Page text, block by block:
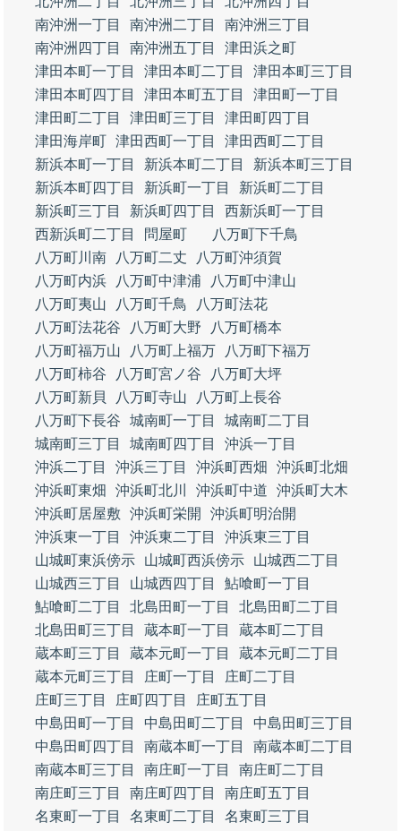
南沖洲一丁目
南沖洲二丁目
南沖洲三丁目
南沖洲四丁目
南沖洲五丁目
津田浜之町
津田本町一丁目
津田本町二丁目
津田本町三丁目
津田本町四丁目
津田本町五丁目
津田町一丁目
津田町二丁目
津田町三丁目
津田町四丁目
津田海岸町 津田西町一丁目
津田西町二丁目
新浜本町一丁目
新浜本町二丁目
新浜本町三丁目
新浜本町四丁目
新浜町一丁目
新浜町二丁目
新浜町三丁目
新浜町四丁目
西新浜町一丁目
西新浜町二丁目
問屋町
八万町下千鳥
八万町川南
八万町二丈
八万町沖須賀
八万町内浜
八万町中津浦
八万町中津山
八万町夷山
八万町千鳥
八万町法花
八万町法花谷
八万町大野
八万町橋本
八万町福万山
八万町上福万
八万町下福万
八万町柿谷
八万町宮ノ谷
八万町大坪
八万町新貝
八万町寺山
八万町上長谷
八万町下長谷
城南町一丁目
城南町二丁目
城南町三丁目
城南町四丁目
沖浜一丁目
沖浜二丁目
沖浜三丁目 沖浜町西畑
沖浜町北畑
沖浜町東畑
沖浜町北川 沖浜町中道
沖浜町大木
沖浜町居屋敷
沖浜町栄開
沖浜町明治開
沖浜東一丁目
沖浜東二丁目
沖浜東三丁目
山城町東浜傍示
山城町西浜傍示
山城西二丁目
山城西三丁目
山城西四丁目
鮎喰町一丁目
鮎喰町二丁目
北島田町一丁目
北島田町二丁目
北島田町三丁目
蔵本町一丁目
蔵本町二丁目
蔵本町三丁目
蔵本元町一丁目
蔵本元町二丁目
蔵本元町三丁目
庄町一丁目
庄町二丁目
庄町三丁目
庄町四丁目
庄町五丁目
中島田町一丁目
中島田町二丁目
中島田町三丁目
中島田町四丁目
南蔵本町一丁目
南蔵本町二丁目
南蔵本町三丁目
南庄町一丁目
南庄町二丁目
南庄町三丁目
南庄町四丁目
南庄町五丁目
名東町一丁目
名東町二丁目
名東町三丁目